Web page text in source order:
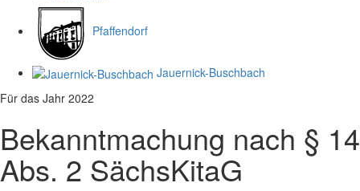
Pfaffendorf
Jauernick-Buschbach
Für das Jahr 2022
Bekanntmachung nach § 14
Abs. 2 SächsKitaG